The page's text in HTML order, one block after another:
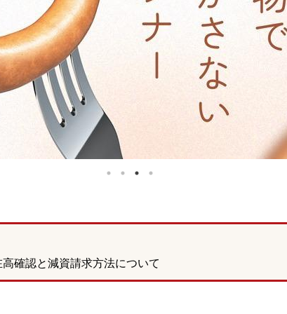
確認と減資請求方法について